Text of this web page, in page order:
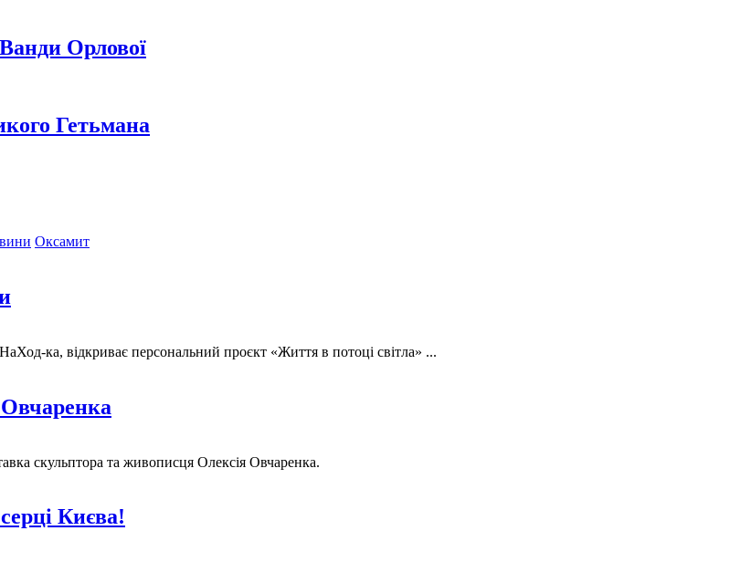
Орлової
Гетьмана
Оксамит
ка, відкриває персональний проєкт «Життя в потоці світла» ...
Овчаренка
скульптора та живописця Олексія Овчаренка.
Києва!